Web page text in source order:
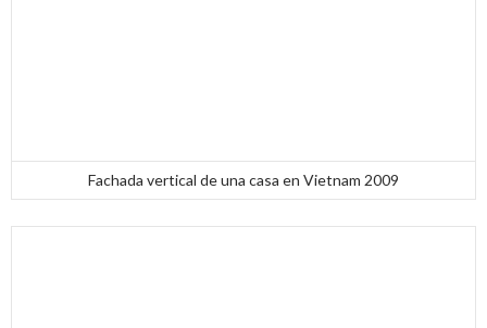
Fachada vertical de una casa en Vietnam 2009